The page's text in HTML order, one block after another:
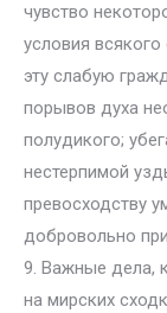
чувство
условия
эту слабую
порывов духа
полудикого;
нестерпимой
превосходству
добровольно
9. Важные дела,
на мирских